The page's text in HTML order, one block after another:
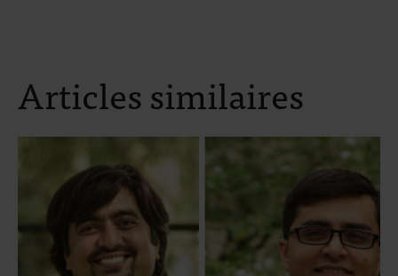
Articles similaires